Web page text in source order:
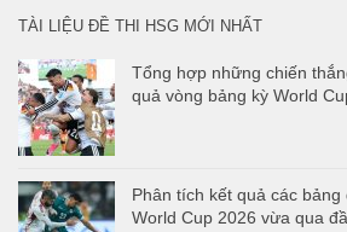
TÀI LIỆU ĐỀ THI HSG MỚI NHẤT
Tổng hợp những chiến
quả vòng bảng kỳ World
Phân tích kết quả các
World Cup 2026 vừa qua